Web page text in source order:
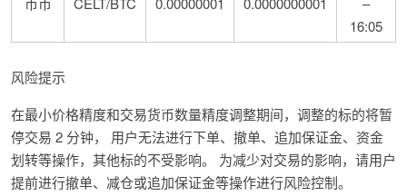
16:05
风险提示
在最小价格精度和交易货币数量精度调整期间，调整的标的将暂
停交易 2 分钟， 用户无法进行下单、撤单、追加保证金、资金
划转等操作，其他标的不受影响。 为减少对交易的影响，请用户
提前进行撤单、减仓或追加保证金等操作进行风险控制。